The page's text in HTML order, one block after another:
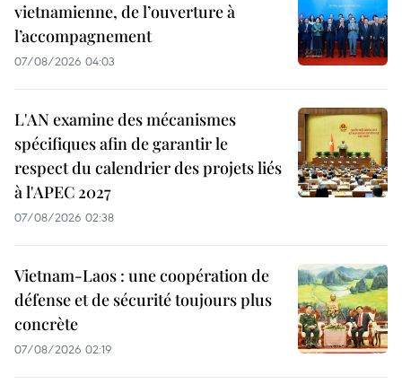
vietnamienne, de l’ouverture à
l’accompagnement
07/08/2026 04:03
L'AN examine des mécanismes
spécifiques afin de garantir le
respect du calendrier des projets liés
à l'APEC 2027
07/08/2026 02:38
Vietnam-Laos : une coopération de
défense et de sécurité toujours plus
concrète
07/08/2026 02:19